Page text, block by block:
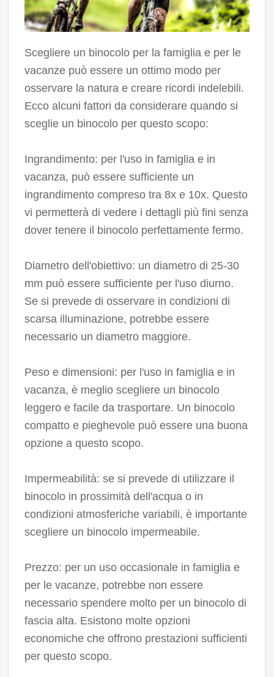
Scegliere un binocolo per la famiglia e per le
vacanze può essere un ottimo modo per
osservare la natura e creare ricordi indelebili.
Ecco alcuni fattori da considerare quando si
sceglie un binocolo per questo scopo:
Ingrandimento: per l'uso in famiglia e in
vacanza, può essere sufficiente un
ingrandimento compreso tra 8x e 10x. Questo
vi permetterà di vedere i dettagli più fini senza
dover tenere il binocolo perfettamente fermo.
Diametro dell'obiettivo: un diametro di 25-30
mm può essere sufficiente per l'uso diurno.
Se si prevede di osservare in condizioni di
scarsa illuminazione, potrebbe essere
necessario un diametro maggiore.
Peso e dimensioni: per l'uso in famiglia e in
vacanza, è meglio scegliere un binocolo
leggero e facile da trasportare. Un binocolo
compatto e pieghevole può essere una buona
opzione a questo scopo.
Impermeabilità: se si prevede di utilizzare il
binocolo in prossimità dell'acqua o in
condizioni atmosferiche variabili, è importante
scegliere un binocolo impermeabile.
Prezzo: per un uso occasionale in famiglia e
per le vacanze, potrebbe non essere
necessario spendere molto per un binocolo di
fascia alta. Esistono molte opzioni
economiche che offrono prestazioni sufficienti
per questo scopo.